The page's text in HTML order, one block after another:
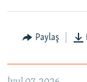
Paylaş